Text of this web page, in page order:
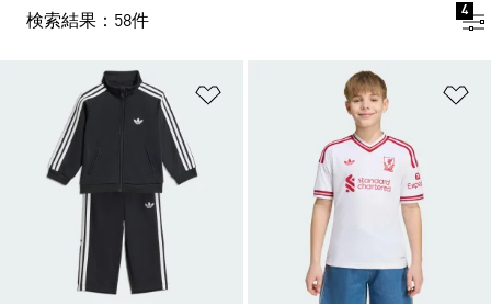
検索結果：58件
4
ほしいものリストに追加